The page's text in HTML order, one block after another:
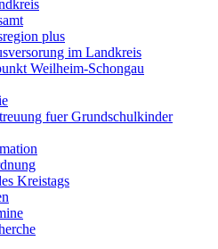
plus
im Landkreis
Weilheim-Schongau
fuer Grundschulkinder
Kreistags